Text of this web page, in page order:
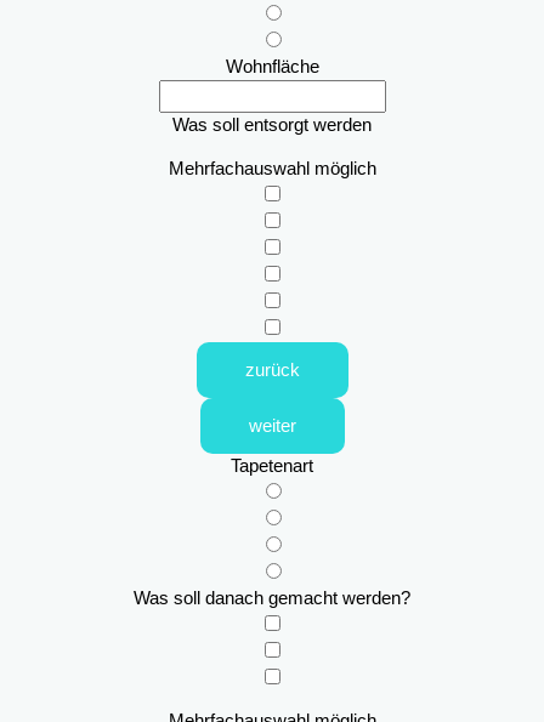
Wohnfläche
Was soll entsorgt werden
Mehrfachauswahl möglich
zurück
weiter
Tapetenart
Was soll danach gemacht werden?